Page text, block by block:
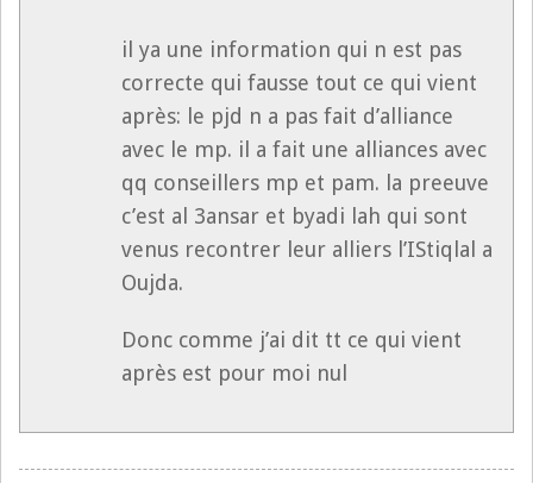
il ya une information qui n est pas
correcte qui fausse tout ce qui vient
après: le pjd n a pas fait d’alliance
avec le mp. il a fait une alliances avec
qq conseillers mp et pam. la preeuve
c’est al 3ansar et byadi lah qui sont
venus recontrer leur alliers l’IStiqlal a
Oujda.
Donc comme j’ai dit tt ce qui vient
après est pour moi nul